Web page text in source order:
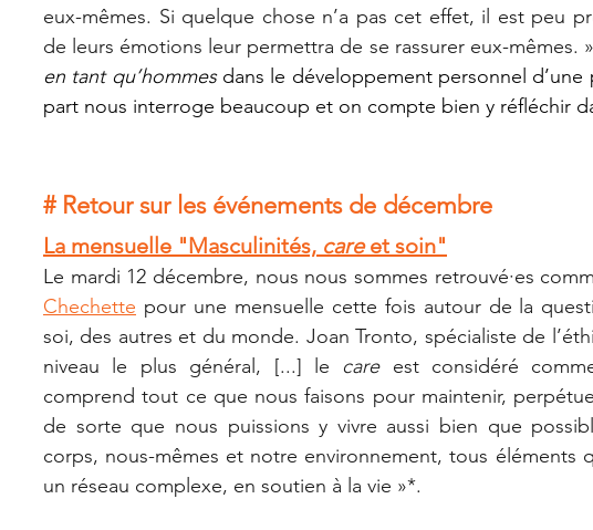
eux-mêmes. Si quelque chose n’a pas cet effet, il est peu
de leurs émotions leur permettra de se rassurer eux-mêmes. »
en tant qu’hommes dans le développement personnel d’une
part nous interroge beaucoup et on compte bien y réfléchir
# Retour sur les événements de décembre
La mensuelle "Masculinités, care et soin"
Le mardi 12 décembre, nous nous sommes retrouvé·es
Chechette pour une mensuelle cette fois autour de la
soi, des autres et du monde. Joan Tronto, spécialiste de
niveau le plus général, [...] le care est considéré
comprend tout ce que nous faisons pour maintenir,
de sorte que nous puissions y vivre aussi bien que
corps, nous-mêmes et notre environnement, tous éléments
un réseau complexe, en soutien à la vie »*.